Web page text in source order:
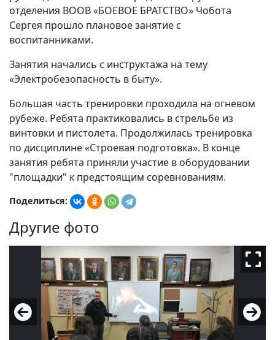
отделения ВООВ «БОЕВОЕ БРАТСТВО» Чобота
Сергея прошло плановое занятие с
воспитанниками.
Занятия начались с инструктажа на тему
«Электробезопасность в быту».
Большая часть тренировки проходила на огневом
рубеже. Ребята практиковались в стрельбе из
винтовки и пистолета. Продолжилась тренировка
по дисциплине «Строевая подготовка». В конце
занятия ребята приняли участие в оборудовании
"площадки" к предстоящим соревнованиям.
Поделиться:
Другие фото